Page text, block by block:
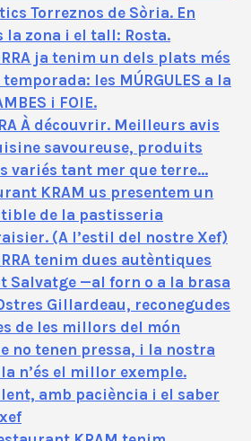
Torreznos de Sòria. En
la zona i el tall: Rosta.
ja tenim un dels plats més
les MÚRGULES a la
i FOIE.
À découvrir. Meilleurs avis
savoureuse, produits
variés tant mer que terre…
KRAM us presentem un
de la pastisseria
(A l’estil del nostre Xef)
tenim dues autèntiques
Salvatge —al forn o a la brasa
Gillardeau, reconegudes
de les millors del món
no tenen pressa, i la nostra
n’és el millor exemple.
amb paciència i el saber